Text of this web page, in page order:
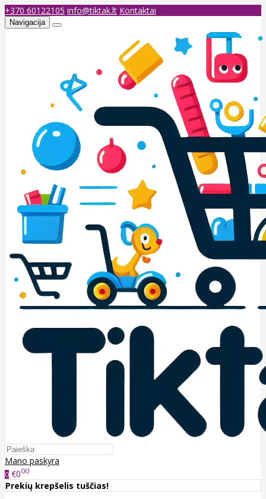
+370 60122105 info@tiktak.lt Kontaktai
Navigacija
Mano paskyra
0 €000
Prekių krepšelis tuščias!